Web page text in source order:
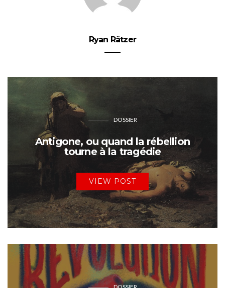
Ryan Rätzer
DOSSIER
Antigone, ou quand la rébellion
tourne à la tragédie
VIEW POST